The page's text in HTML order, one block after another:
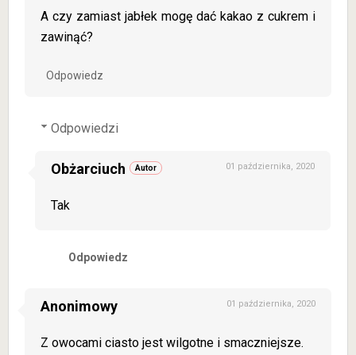
A czy zamiast jabłek mogę dać kakao z cukrem i
zawinąć?
Odpowiedz
Odpowiedzi
Obżarciuch 01 października, 2020
Tak
Odpowiedz
Anonimowy 01 października, 2020
Z owocami ciasto jest wilgotne i smaczniejsze.